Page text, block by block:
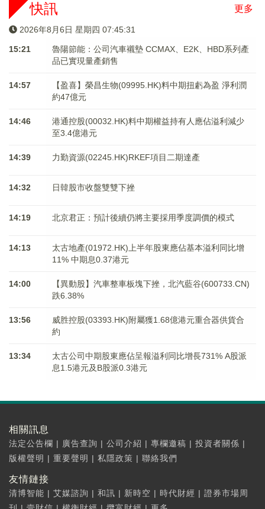
更多
快訊
2026年8月6日 星期四 07:45:31
15:21
魯陽節能：公司汽車襯墊 CCMAX、E2K、HBD系列產
品已實現量產銷售
14:57
【盈喜】榮昌生物(09995.HK)料中期扭虧為盈 淨利潤
約47億元
14:46
港通控股(00032.HK)料中期權益持有人應佔溢利減少
至3.4億港元
14:39 力勤資源(02245.HK)RKEF項目二期達產
14:32 日韓股市收盤雙雙下挫
14:19 北京君正：預計後續仍將主要採用季度調價的模式
14:13
太古地產(01972.HK)上半年股東應佔基本溢利同比增
11% 中期息0.37港元
14:00
【異動股】汽車整車板塊下挫，北汽藍谷(600733.CN)
跌6.38%
13:56
威胜控股(03393.HK)附屬獲1.68億港元重合器供貨合
約
13:34
太古公司中期股東應佔呈報溢利同比增長731% A股派
息1.5港元及B股派0.3港元
相關訊息
法定公告欄 | 廣告查詢 | 公司介紹 | 專欄邀稿 | 投資者關係 |
版權聲明 | 重要聲明 | 私隱政策 | 聯絡我們
友情鏈接
清博智能 | 艾媒諮詢 | 和訊 | 新時空 | 時代財經 | 證券市場周